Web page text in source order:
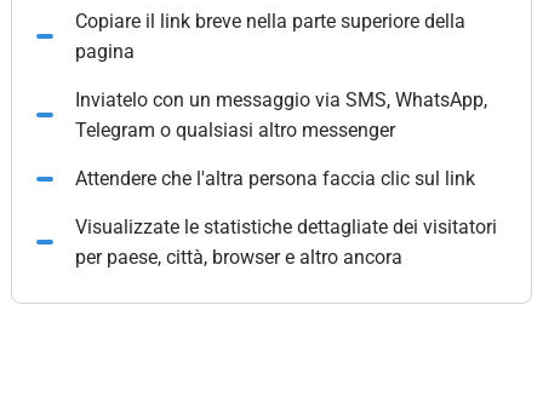
Copiare il link breve nella parte superiore della
pagina
Inviatelo con un messaggio via SMS, WhatsApp,
Telegram o qualsiasi altro messenger
Attendere che l'altra persona faccia clic sul link
Visualizzate le statistiche dettagliate dei visitatori
per paese, città, browser e altro ancora